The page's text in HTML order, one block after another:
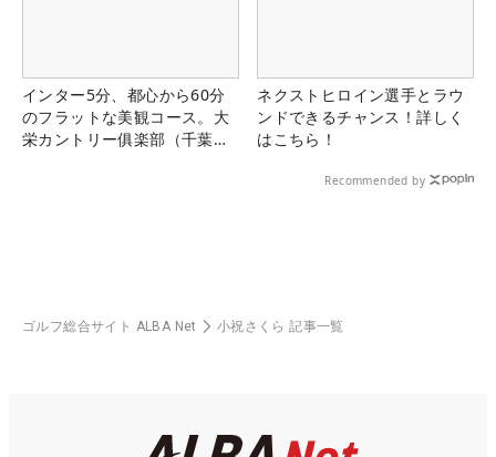
インター5分、都心から60分
のフラットな美観コース。大
栄カントリー俱楽部（千葉
ネクストヒロイン選手とラウ
ンドできるチャンス！詳しく
はこちら！
Recommended by
ゴルフ総合サイト ALBA Net 小祝さくら 記事一覧